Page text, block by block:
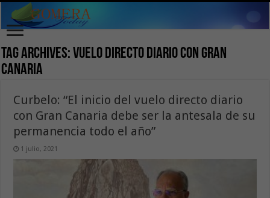
Tag Archives:vuelo directo diario con Gran
Canaria
Curbelo: “El inicio del vuelo directo diario
con Gran Canaria debe ser la antesala de su
permanencia todo el año”
1 julio, 2021